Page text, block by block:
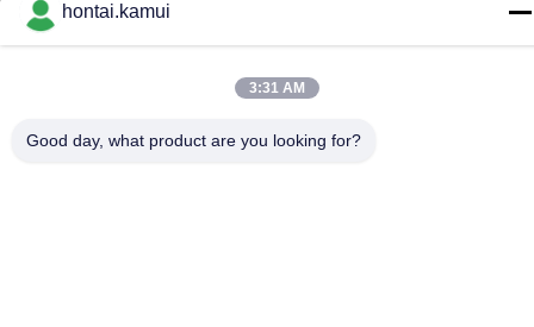
テレ
hontai.kamui
3:31 AM
Good day, what product are you looking for?